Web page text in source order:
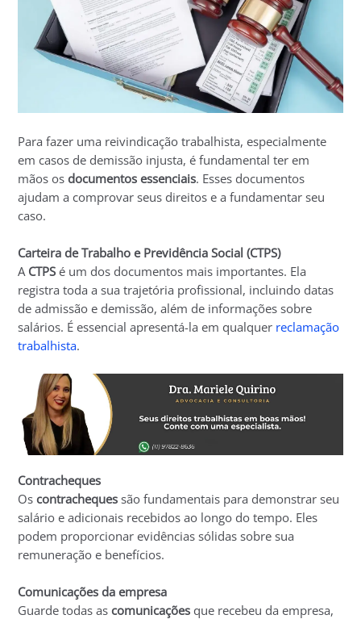
Para fazer uma reivindicação trabalhista, especialmente
em casos de demissão injusta, é fundamental ter em
mãos osdocumentos essenciais. Esses documentos
ajudam a comprovar seus direitos e a fundamentar seu
caso.
Carteira de Trabalho e Previdência Social (CTPS)
A CTPS é um dos documentos mais importantes. Ela
registra toda a sua trajetória profissional, incluindo datas
de admissão e demissão, além de informações sobre
salários. É essencial apresentá-la em qualquer reclamação
trabalhista.
Contracheques
Oscontracheques são fundamentais para demonstrar seu
salário e adicionais recebidos ao longo do tempo. Eles
podem proporcionar evidências sólidas sobre sua
remuneração e benefícios.
Comunicações da empresa
Guarde todas ascomunicações que recebeu da empresa,